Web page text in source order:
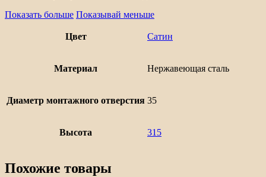
Показать больше Показывай меньше
Цвет Сатин
Материал Нержавеющая сталь
Диаметр монтажного отверстия 35
Высота 315
Похожие товары